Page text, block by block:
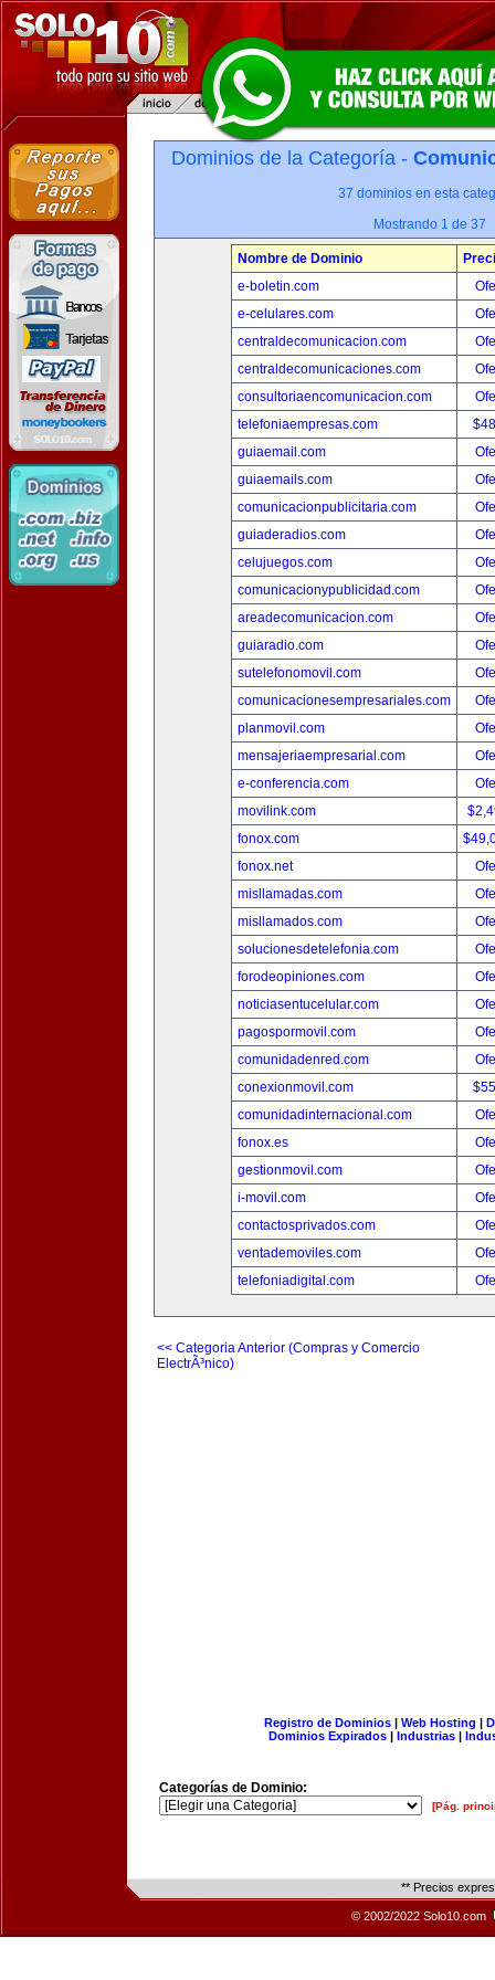
Dominios de la Categoría -
37 dominios en esta
Mostrando 1 de 37
Nombre de Dominio
e-boletin.com
e-celulares.com
centraldecomunicacion.com
centraldecomunicaciones.com
consultoriaencomunicacion.com
telefoniaempresas.com
guiaemail.com
guiaemails.com
comunicacionpublicitaria.com
guiaderadios.com
celujuegos.com
comunicacionypublicidad.com
areadecomunicacion.com
guiaradio.com
sutelefonomovil.com
comunicacionesempresariales.com
planmovil.com
mensajeriaempresarial.com
e-conferencia.com
movilink.com
fonox.com
fonox.net
misllamadas.com
misllamados.com
solucionesdetelefonia.com
forodeopiniones.com
noticiasentucelular.com
pagospormovil.com
comunidadenred.com
conexionmovil.com
comunidadinternacional.com
fonox.es
gestionmovil.com
i-movil.com
contactosprivados.com
ventademoviles.com
telefoniadigital.com
<< Categoria Anterior (Compras y Comercio
ElectrÃ³nico)
Registro de Dominios| Web Hosting |
Dominios Expirados | Industrias |
Categorías de Dominio:
[Pág.
** Precios
© 2002/2022 Solo10.com